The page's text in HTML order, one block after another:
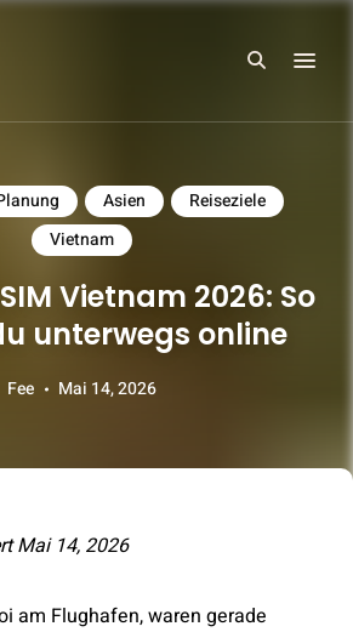
Search
Asien
Reiseziele
Vietnam
Vietnam 2026: So
unterwegs online
Fee Mai 14, 2026
Mai 14, 2026